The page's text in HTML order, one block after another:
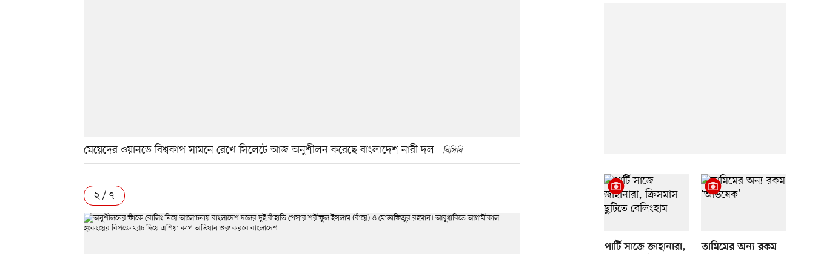
মেয়েদের ওয়ানডে বিশ্বকাপ সামনে রেখে সিলেটে আজ অনুশীলন করেছে বাংলাদেশ নারী দল বিসিবি
২ / ৭
পার্টি সাজে জাহানারা,
তামিমের অন্য রকম